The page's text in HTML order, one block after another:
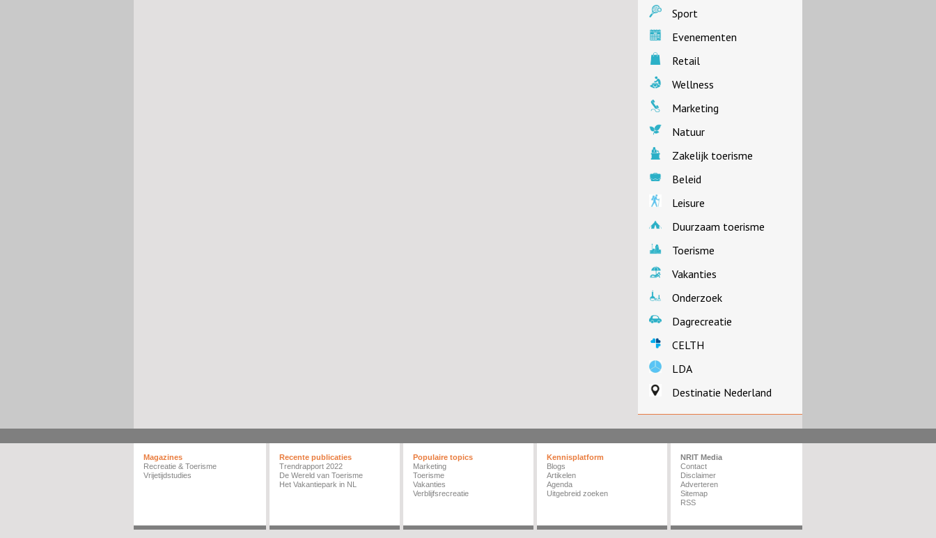
Sport
Evenementen
Retail
Wellness
Marketing
Natuur
Zakelijk toerisme
Beleid
Leisure
Duurzaam toerisme
Toerisme
Vakanties
Onderzoek
Dagrecreatie
CELTH
LDA
Destinatie Nederland
Magazines
Recreatie & Toerisme
Vrijetijdstudies
Recente publicaties
Trendrapport 2022
De Wereld van Toerisme
Het Vakantiepark in NL
Populaire topics
Marketing
Toerisme
Vakanties
Verblijfsrecreatie
Kennisplatform
Blogs
Artikelen
Agenda
Uitgebreid zoeken
NRIT Media
Contact
Disclaimer
Adverteren
Sitemap
RSS